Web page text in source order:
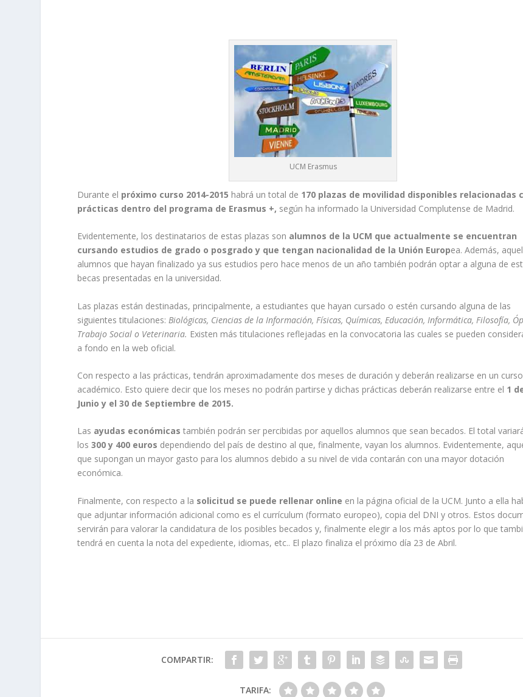
UCM Erasmus
Durante el próximo curso 2014-2015 habrá un total de 170 plazas de movilidad disponibles relacionadas
prácticas dentro del programa de Erasmus +, según ha informado la Universidad Complutense de Madrid.
Evidentemente, los destinatarios de estas plazas son alumnos de la UCM que actualmente se encuentran
cursando estudios de grado o posgrado y que tengan nacionalidad de la Unión Europea. Además,
alumnos que hayan finalizado ya sus estudios pero hace menos de un año también podrán optar a alguna de
becas presentadas en la universidad.
Las plazas están destinadas, principalmente, a estudiantes que hayan cursado o estén cursando alguna de las
siguientes titulaciones: Biológicas, Ciencias de la Información, Físicas, Químicas, Educación, Informática, Filosofía,
Trabajo Social o Veterinaria. Existen más titulaciones reflejadas en la convocatoria las cuales se pueden
a fondo en la web oficial.
Con respecto a las prácticas, tendrán aproximadamente dos meses de duración y deberán realizarse en un curso
académico. Esto quiere decir que los meses no podrán partirse y dichas prácticas deberán realizarse entre el 1
Junio y el 30 de Septiembre de 2015.
Las ayudas económicas también podrán ser percibidas por aquellos alumnos que sean becados. El total
los 300 y 400 euros dependiendo del país de destino al que, finalmente, vayan los alumnos. Evidentemente,
que supongan un mayor gasto para los alumnos debido a su nivel de vida contarán con una mayor dotación
económica.
Finalmente, con respecto a la solicitud se puede rellenar online en la página oficial de la UCM. Junto a ella
que adjuntar información adicional como es el currículum (formato europeo), copia del DNI y otros. Estos
servirán para valorar la candidatura de los posibles becados y, finalmente elegir a los más aptos por lo que
tendrá en cuenta la nota del expediente, idiomas, etc.. El plazo finaliza el próximo día 23 de Abril.
COMPARTIR:
TARIFA: